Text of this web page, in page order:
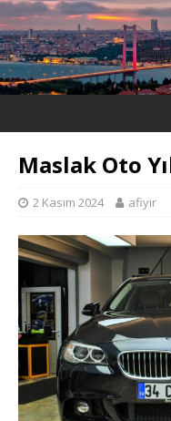
Maslak Oto
2 Kasım 2024 afiyir